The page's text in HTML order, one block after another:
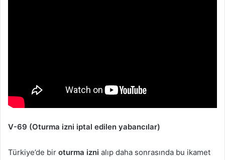
V-69 (Oturma izni iptal edilen yabancılar)
Türkiye’de bir oturma izni alıp daha sonrasında bu ikamet